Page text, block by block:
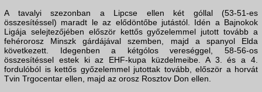
A tavalyi szezonban a Lipcse ellen két góllal (53-51-es
összesítéssel) maradt le az elődöntőbe jutástól. Idén a Bajnokok
Ligája selejtezőjében először kettős győzelemmel jutott tovább a
fehérorosz Minszk gárdájával szemben, majd a spanyol Elda
következett. Idegenben a kétgólos vereséggel, 58-56-os
összesítéssel estek ki az EHF-kupa küzdelmeibe. A 3. és a 4.
fordulóból is kettős győzelemmel jutottak tovább, először a horvát
Tvin Trgocentar ellen, majd az orosz Rosztov Don ellen.